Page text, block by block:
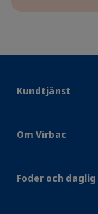
Kundtjänst
Om Virbac
Foder och